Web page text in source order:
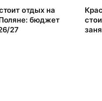
отдых на
бюджет
27